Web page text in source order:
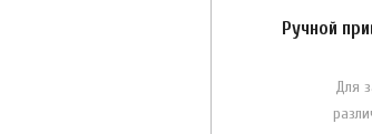
Ручной
Для